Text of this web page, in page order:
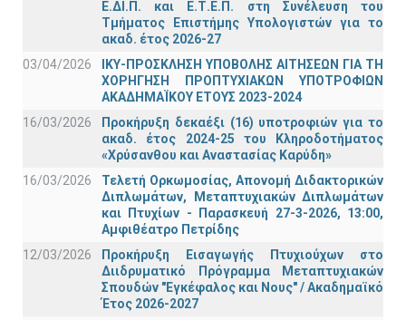
Ε.ΔΙ.Π. και Ε.Τ.Ε.Π. στη Συνέλευση του
Τμήματος Επιστήμης Υπολογιστών για το
ακαδ. έτος 2026-27
03/04/2026
ΙΚΥ-ΠΡΟΣΚΛΗΣΗ ΥΠΟΒΟΛΗΣ ΑΙΤΗΣΕΩΝ ΓΙΑ ΤΗ
ΧΟΡΗΓΗΣΗ ΠΡΟΠΤΥΧΙΑΚΩΝ ΥΠΟΤΡΟΦΙΩΝ
ΑΚΑΔΗΜΑΪΚΟΥ ΕΤΟΥΣ 2023-2024
16/03/2026
Προκήρυξη δεκαέξι (16) υποτροφιών για το
ακαδ. έτος 2024-25 του Κληροδοτήματος
«Χρύσανθου και Αναστασίας Καρύδη»
16/03/2026
Τελετή Ορκωμοσίας, Απονομή Διδακτορικών
Διπλωμάτων, Μεταπτυχιακών Διπλωμάτων
και Πτυχίων - Παρασκευή 27-3-2026, 13:00,
Αμφιθέατρο Πετρίδης
12/03/2026
Προκήρυξη Εισαγωγής Πτυχιούχων στο
Διιδρυματικό Πρόγραμμα Μεταπτυχιακών
Σπουδών "Εγκέφαλος και Νους" / Ακαδημαϊκό
Έτος 2026-2027